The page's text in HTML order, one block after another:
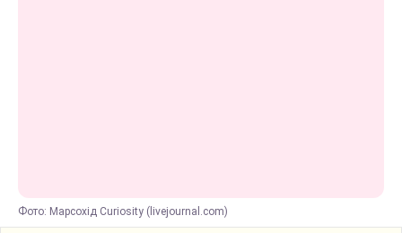
Фото: Марсохід Curiosity (livejournal.com)